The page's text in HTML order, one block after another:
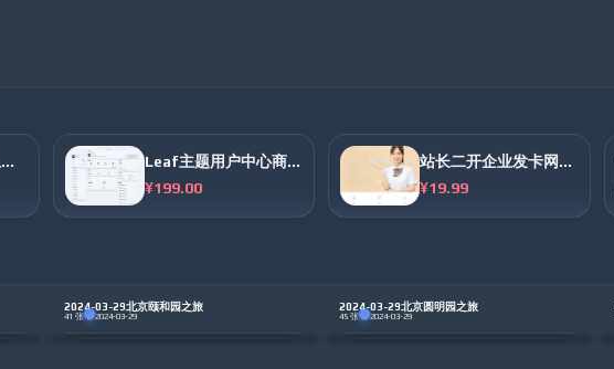
LEAF媒体库文件上传工具
Leaf主题用户中心商城源码
¥199.00
站长二开企业发卡网全网最新源码
¥19.99
2024-03-29北京颐和园之旅
41 张· 2024-03-29
2024-03-29北京圆明园之旅
45 张· 2024-03-29